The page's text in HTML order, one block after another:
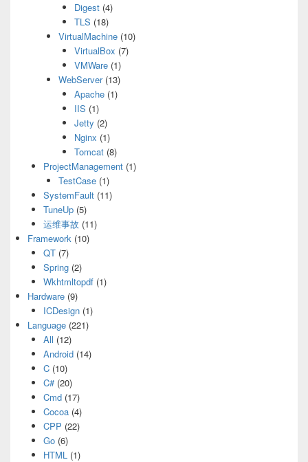
Digest(4)
TLS (18)
VirtualMachine (10)
VirtualBox (7)
VMWare(1)
WebServer(13)
Apache(1)
IIS (1)
Jetty (2)
Nginx (1)
Tomcat(8)
ProjectManagement(1)
TestCase (1)
SystemFault(11)
TuneUp(5)
运维事故 (11)
Framework (10)
QT(7)
Spring(2)
Wkhtmltopdf(1)
Hardware (9)
ICDesign(1)
Language (221)
All (12)
Android(14)
C(10)
C#(20)
Cmd(17)
Cocoa(4)
CPP (22)
Go(6)
HTML(1)